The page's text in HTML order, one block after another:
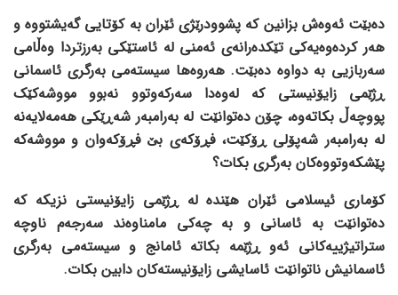
دەبێت ئەوەش بزانین کە پشوودرێژی ئێران بە کۆتایی گەیشتووە و
هەر کردەوەیەکی تێکدەرانەی ئەمنی لە ئاستێکی بەرزتردا وەڵامی
سەربازیی بە دواوە دەبێت. هەروەها سیستەمی بەرگری ئاسمانی
ڕژێمی زایۆنیستی کە لەوەدا سەرکەوتوو نەبوو مووشەکێک
پووچەڵ بکاتەوە، چۆن دەتوانێت لە بەرامبەر شەڕێکی هەمەلایەنە
لە بەرامبەر شەپۆلی ڕۆکێت، فڕۆکەی بێ فڕۆکەوان و مووشەکە
پێشکەوتووەکان بەرگری بکات؟
کۆماری ئیسلامی ئێران هێندە لە ڕژێمی زایۆنیستی نزیکە کە
دەتوانێت بە ئاسانی و بە چەکی مامناوەند سەرجەم ناوچە
ستراتیژییەکانی ئەو ڕژێمە بکاتە ئامانج و سیستەمی بەرگری
ئاسمانیش ناتوانێت ئاسایشی زایۆنیستەکان دابین بکات.